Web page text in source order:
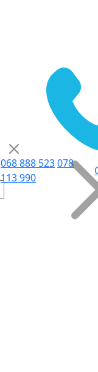
068 888 523078
113 990